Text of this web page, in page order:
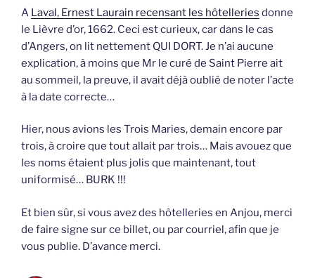
A Laval, Ernest Laurain recensant les hôtelleries donne
le Lièvre d’or, 1662. Ceci est curieux, car dans le cas
d’Angers, on lit nettement QUI DORT. Je n’ai aucune
explication, à moins que Mr le curé de Saint Pierre ait
au sommeil, la preuve, il avait déjà oublié de noter l’acte
à la date correcte…
Hier, nous avions les Trois Maries, demain encore par
trois, à croire que tout allait par trois… Mais avouez que
les noms étaient plus jolis que maintenant, tout
uniformisé… BURK !!!
Et bien sûr, si vous avez des hôtelleries en Anjou, merci
de faire signe sur ce billet, ou par courriel, afin que je
vous publie. D’avance merci.